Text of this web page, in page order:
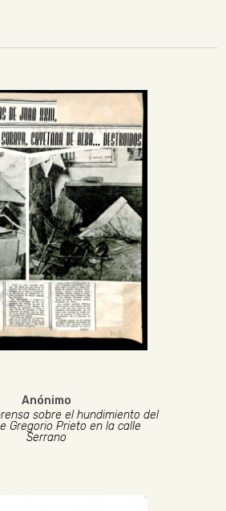
Anónimo
sobre el hundimiento del
Gregorio Prieto en la calle
Serrano